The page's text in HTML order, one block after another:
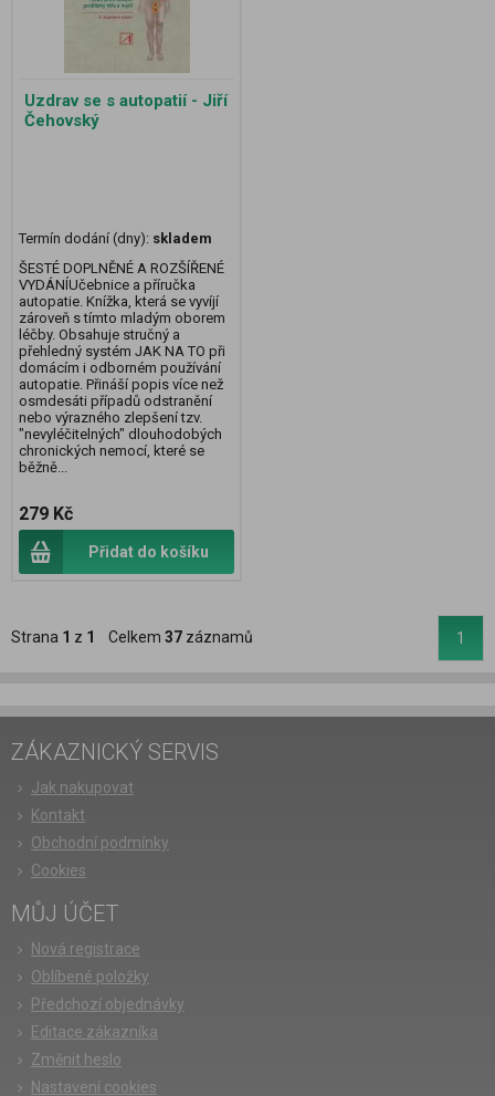
Uzdrav se s autopatií - Jiří
Čehovský
Termín dodání (dny): skladem
ŠESTÉ DOPLNĚNÉ A ROZŠÍŘENÉ
VYDÁNÍUčebnice a příručka
autopatie. Knížka, která se vyvíjí
zároveň s tímto mladým oborem
léčby. Obsahuje stručný a
přehledný systém JAK NA TO při
domácím i odborném používání
autopatie. Přináší popis více než
osmdesáti případů odstranění
nebo výrazného zlepšení tzv.
"nevyléčitelných" dlouhodobých
chronických nemocí, které se
běžně...
279 Kč
Přidat do košíku
Strana 1 z 1 Celkem 37 záznamů 1
ZÁKAZNICKÝ SERVIS
Jak nakupovat
Kontakt
Obchodní podmínky
Cookies
MŮJ ÚČET
Nová registrace
Oblíbené položky
Předchozí objednávky
Editace zákazníka
Změnit heslo
Nastavení cookies